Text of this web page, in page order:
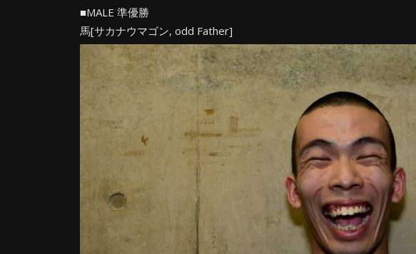
■MALE 準優勝
馬[サカナウマゴン, odd Father]